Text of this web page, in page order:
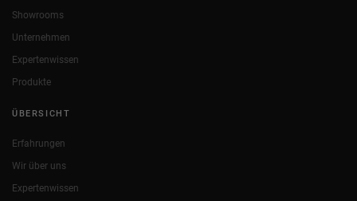
Showrooms
Unternehmen
Expertenwissen
Produkte
ÜBERSICHT
Erfahrungen
Wir über uns
Expertenwissen